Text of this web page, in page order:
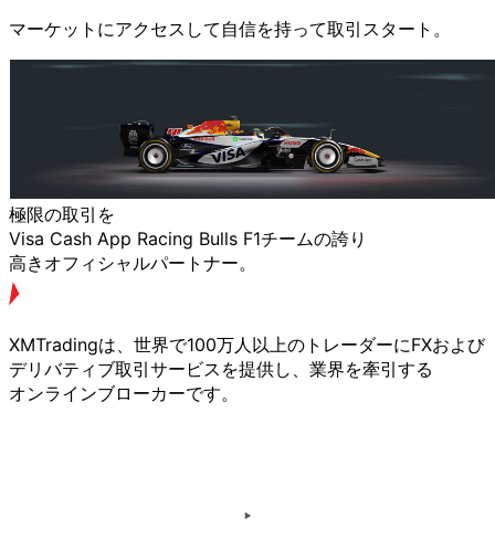
マーケットにアクセスして 自信を持って取引スタート。
極限の取引を
Visa Cash App Racing Bulls F1チームの誇り
高きオフィシャルパートナー。
XMTradingは、 世界で100万人以上の トレーダーにFXおよび
デリバティブ取引サービスを提供し、 業界を牽引する
オンラインブローカーです。